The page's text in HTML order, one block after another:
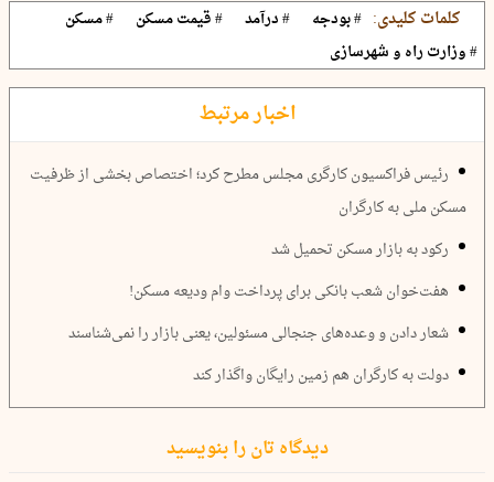
کلمات کلیدی: # بودجه # درآمد # قیمت مسکن
# مسکن
# وزارت راه و شهرسازی
اخبار مرتبط
رئیس فراکسیون کارگری مجلس مطرح کرد؛ اختصاص بخشی از ظرفیت
مسکن ملی به کارگران
رکود به بازار مسکن تحمیل شد
هفت‌خوان شعب بانکی برای پرداخت وام ودیعه مسکن!
شعار دادن و وعده‌های جنجالی مسئولین، یعنی بازار را نمی‌شناسند
دولت به کارگران هم زمین رایگان واگذار کند
دیدگاه تان را بنویسید